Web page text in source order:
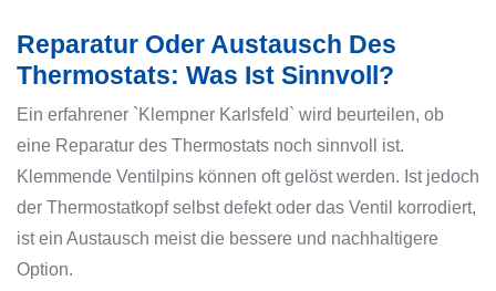
Reparatur Oder Austausch Des
Thermostats: Was Ist Sinnvoll?
Ein erfahrener `Klempner Karlsfeld` wird beurteilen, ob
eine Reparatur des Thermostats noch sinnvoll ist.
Klemmende Ventilpins können oft gelöst werden. Ist jedoch
der Thermostatkopf selbst defekt oder das Ventil korrodiert,
ist ein Austausch meist die bessere und nachhaltigere
Option.